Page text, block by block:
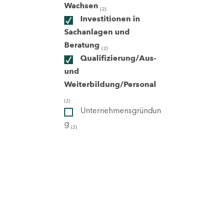
Wachsen (2)
Investitionen in
Sachanlagen und
Beratung (2)
Qualifizierung/Aus-
und
Weiterbildung/Personal
(2)
Unternehmensgründun
g (2)